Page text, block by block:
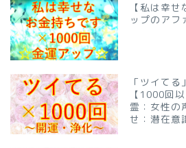
【私は幸
ップのアフ
「ツイて
【1000回
霊：女性の
せ：潜在意